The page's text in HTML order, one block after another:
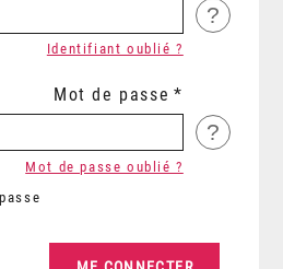
?
Identifiant oublié ?
Mot de passe
?
Mot de passe oublié ?